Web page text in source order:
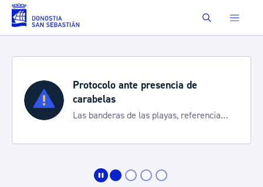
Saltar al contenido principal Buscar
Protocolo ante presencia de
carabelas
Las banderas de las playas, referencia